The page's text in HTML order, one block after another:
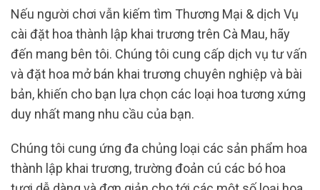
Nếu người chơi vẫn kiếm tìm Thương Mại & dịch Vụ
cài đặt hoa thành lập khai trương trên Cà Mau, hãy
đến mang bên tôi. Chúng tôi cung cấp dịch vụ tư vấn
và đặt hoa mở bán khai trương chuyên nghiệp và bài
bản, khiến cho bạn lựa chọn các loại hoa tương xứng
duy nhất mang nhu cầu của bạn.
Chúng tôi cung ứng đa chủng loại các sản phẩm hoa
thành lập khai trương, trường đoản cú các bó hoa